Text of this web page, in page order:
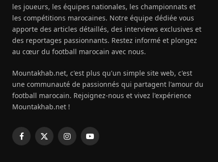
les joueurs, les équipes nationales, les championnats et
les compétitions marocaines. Notre équipe dédiée vous
apporte des articles détaillés, des interviews exclusives et
des reportages passionnants. Restez informé et plongez
au cœur du football marocain avec nous.
Mountakhab.net, c'est plus qu'un simple site web, c'est
une communauté de passionnés qui partagent l'amour du
football marocain. Rejoignez-nous et vivez l'expérience
Mountakhab.net !
Facebook
X
InstagramYouTube